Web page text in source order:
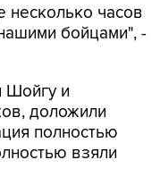
несколько часов
бойцами", -
Шойгу и
доложили
полностью
взяли